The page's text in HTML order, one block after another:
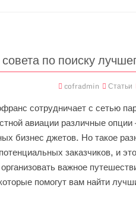
по поиску
cofradmin Статьи
сотрудничает с сетью
авиации различные опции
бизнес джетов. Но такое
заказчиков, и
важное
помогут вам найти